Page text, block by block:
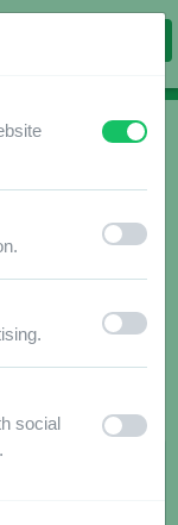
débouchés
avant
que vous
cas, n'hésitez pas
off on
off on
off on
social
off on